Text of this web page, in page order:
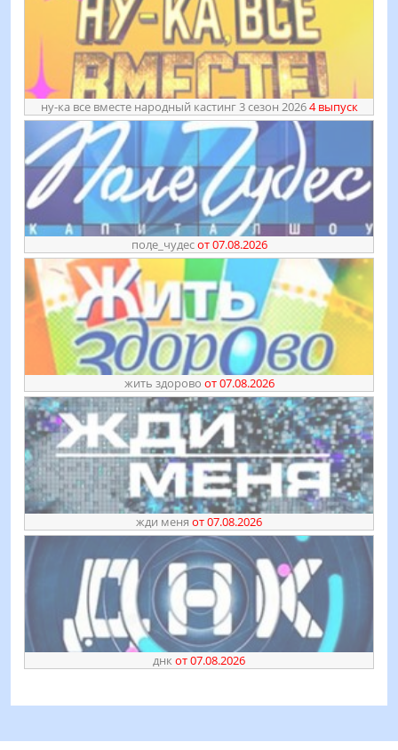
ну-ка все вместе народный кастинг 3 сезон 20264 выпуск
поӆе_чудесот 07.08.2026
жить здорово от 07.08.2026
жди меня от 07.08.2026
днк от 07.08.2026